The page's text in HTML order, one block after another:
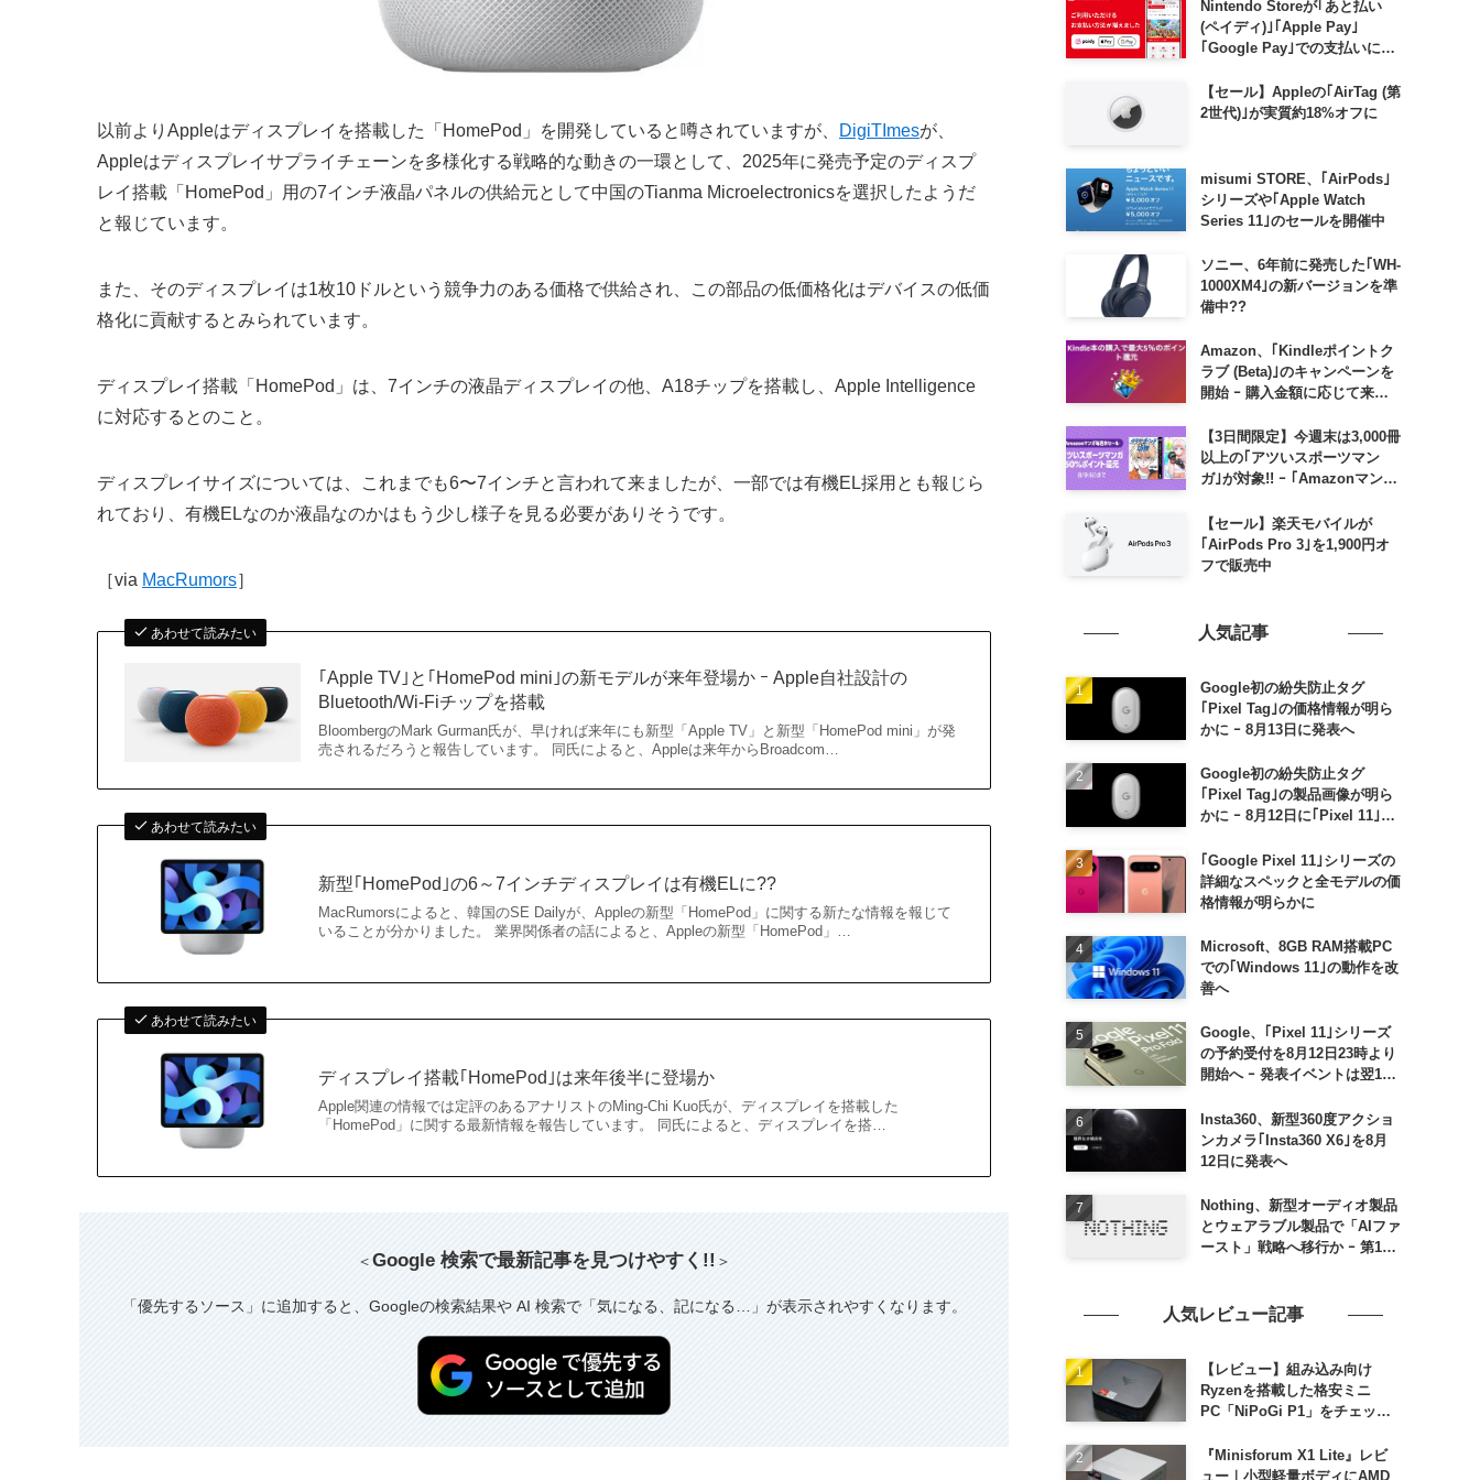
以前よりAppleはディスプレイを搭載した「HomePod」を開発していると噂されていますが、 DigiTImesが、
Appleはディスプレイサプライチェーンを多様化する戦略的な動きの一環として、2025年に発売予定のディスプ
レイ搭載「HomePod」用の7インチ液晶パネルの供給元として中国のTianma Microelectronicsを選択したようだ
と報じています。
また、そのディスプレイは1枚10ドルという競争力のある価格で供給され、この部品の低価格化はデバイスの低価
格化に貢献するとみられています。
ディスプレイ搭載「HomePod」は、7インチの液晶ディスプレイの他、A18チップを搭載し、Apple Intelligence
に対応するとのこと。
ディスプレイサイズについては、これまでも6〜7インチと言われて来ましたが、一部では有機EL採用とも報じら
れており、有機ELなのか液晶なのかはもう少し様子を見る必要がありそうです。
［via MacRumors］
あわせて読みたい
｢Apple TV｣と｢HomePod mini｣の新モデルが来年登場か ｰ Apple自社設計の
Bluetooth/Wi-Fiチップを搭載
BloombergのMark Gurman氏が、早ければ来年にも新型「Apple TV」と新型「HomePod mini」が発
売されるだろうと報告しています。 同氏によると、Appleは来年からBroadcom…
あわせて読みたい
新型｢HomePod｣の6～7インチディスプレイは有機ELに??
MacRumorsによると、韓国のSE Dailyが、Appleの新型「HomePod」に関する新たな情報を報じて
いることが分かりました。 業界関係者の話によると、Appleの新型「HomePod」…
あわせて読みたい
ディスプレイ搭載｢HomePod｣は来年後半に登場か
Apple関連の情報では定評のあるアナリストのMing-Chi Kuo氏が、ディスプレイを搭載した
「HomePod」に関する最新情報を報告しています。 同氏によると、ディスプレイを搭…
＜Google 検索で最新記事を見つけやすく!! ＞
「優先するソース」に追加すると、Googleの検索結果や AI 検索で「気になる、記になる…」が表示されやすくなります。
Nintendo Storeが｢あと払い
(ペイディ)｣｢Apple Pay｣
｢Google Pay｣での支払いに対
【セール】Appleの｢AirTag (第
2世代)｣が実質約18%オフに
misumi STORE、｢AirPods｣
シリーズや｢Apple Watch
Series 11｣のセールを開催中
ソニー、6年前に発売した｢WH-
1000XM4｣の新バージョンを準
備中??
Amazon、｢Kindleポイントク
ラブ (Beta)｣のキャンペーンを
開始 ｰ 購入金額に応じて来月
【3日間限定】今週末は3,000冊
以上の｢アツいスポーツマン
ガ｣が対象!! ｰ ｢Amazonマンガ
【セール】楽天モバイルが
｢AirPods Pro 3｣を1,900円オ
フで販売中
人気記事
Google初の紛失防止タグ
｢Pixel Tag｣の価格情報が明ら
かに ｰ 8月13日に発表へ
Google初の紛失防止タグ
｢Pixel Tag｣の製品画像が明ら
かに ｰ 8月12日に｢Pixel 11｣な
｢Google Pixel 11｣シリーズの
詳細なスペックと全モデルの価
格情報が明らかに
Microsoft、8GB RAM搭載PC
での｢Windows 11｣の動作を改
善へ
Google、｢Pixel 11｣シリーズ
の予約受付を8月12日23時より
開始へ ｰ 発表イベントは翌13
Insta360、新型360度アクショ
ンカメラ｢Insta360 X6｣を8月
12日に発表へ
Nothing、新型オーディオ製品
とウェアラブル製品で「AIファ
ースト」戦略へ移行か ｰ 第1弾
人気レビュー記事
【レビュー】組み込み向け
Ryzenを搭載した格安ミニ
PC「NiPoGi P1」をチェック
高性能
『Minisforum X1 Lite』レビ
ュー｜小型軽量ボディにAMD